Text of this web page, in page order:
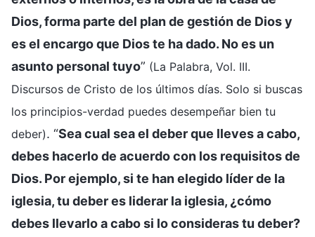
Dios, forma parte del plan de gestión de Dios y
es el encargo que Dios te ha dado. No es un
asunto personal tuyo” (La Palabra, Vol. III.
Discursos de Cristo de los últimos días. Solo si buscas
los principios-verdad puedes desempeñar bien tu
deber). “Sea cual sea el deber que lleves a cabo,
debes hacerlo de acuerdo con los requisitos de
Dios. Por ejemplo, si te han elegido líder de la
iglesia, tu deber es liderar la iglesia, ¿cómo
debes llevarlo a cabo si lo consideras tu deber?